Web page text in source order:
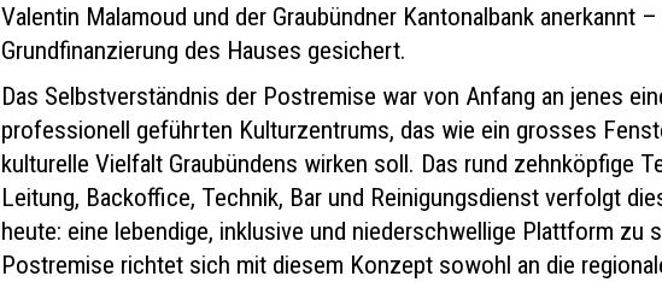
Valentin Malamoud und der Graubündner Kantonalbank anerkannt
Grundfinanzierung des Hauses gesichert.
Das Selbstverständnis der Postremise war von Anfang an jenes
professionell geführten Kulturzentrums, das wie ein grosses
kulturelle Vielfalt Graubündens wirken soll. Das rund zehnköpfige
Leitung, Backoffice, Technik, Bar und Reinigungsdienst verfolgt
heute: eine lebendige, inklusive und niederschwellige Plattform zu
Postremise richtet sich mit diesem Konzept sowohl an die